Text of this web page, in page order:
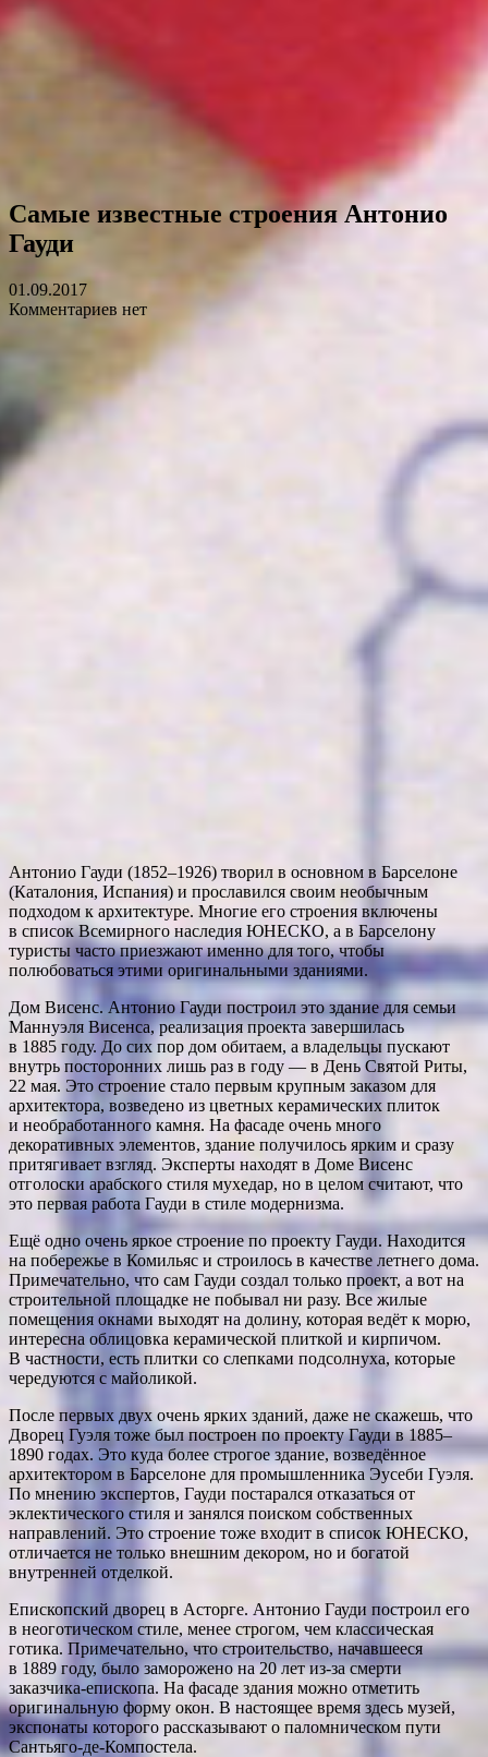
Самые известные строения Антонио
Гауди
01.09.2017
Комментариев нет
Антонио Гауди (1852–1926) творил в основном в Барселоне
(Каталония, Испания) и прославился своим необычным
подходом к архитектуре. Многие его строения включены
в список Всемирного наследия ЮНЕСКО, а в Барселону
туристы часто приезжают именно для того, чтобы
полюбоваться этими оригинальными зданиями.
Дом Висенс. Антонио Гауди построил это здание для семьи
Маннуэля Висенса, реализация проекта завершилась
в 1885 году. До сих пор дом обитаем, а владельцы пускают
внутрь посторонних лишь раз в году — в День Святой Риты,
22 мая. Это строение стало первым крупным заказом для
архитектора, возведено из цветных керамических плиток
и необработанного камня. На фасаде очень много
декоративных элементов, здание получилось ярким и сразу
притягивает взгляд. Эксперты находят в Доме Висенс
отголоски арабского стиля мухедар, но в целом считают, что
это первая работа Гауди в стиле модернизма.
Ещё одно очень яркое строение по проекту Гауди. Находится
на побережье в Комильяс и строилось в качестве летнего дома.
Примечательно, что сам Гауди создал только проект, а вот на
строительной площадке не побывал ни разу. Все жилые
помещения окнами выходят на долину, которая ведёт к морю,
интересна облицовка керамической плиткой и кирпичом.
В частности, есть плитки со слепками подсолнуха, которые
чередуются с майоликой.
После первых двух очень ярких зданий, даже не скажешь, что
Дворец Гуэля тоже был построен по проекту Гауди в 1885–
1890 годах. Это куда более строгое здание, возведённое
архитектором в Барселоне для промышленника Эусеби Гуэля.
По мнению экспертов, Гауди постарался отказаться от
эклектического стиля и занялся поиском собственных
направлений. Это строение тоже входит в список ЮНЕСКО,
отличается не только внешним декором, но и богатой
внутренней отделкой.
Епископский дворец в Асторге. Антонио Гауди построил его
в неоготическом стиле, менее строгом, чем классическая
готика. Примечательно, что строительство, начавшееся
в 1889 году, было заморожено на 20 лет из-за смерти
заказчика-епископа. На фасаде здания можно отметить
оригинальную форму окон. В настоящее время здесь музей,
экспонаты которого рассказывают о паломническом пути
Сантьяго-де-Компостела.